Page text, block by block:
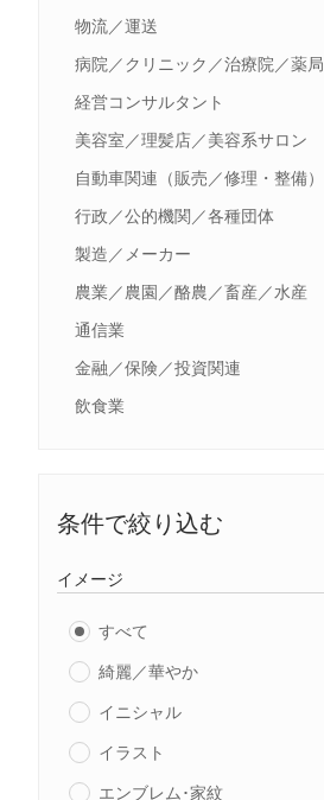
物流／運送
病院／クリニック／治療院／薬局
経営コンサルタント
美容室／理髪店／美容系サロン
自動車関連（販売／修理・整備）
行政／公的機関／各種団体
製造／メーカー
農業／農園／酪農／畜産／水産
通信業
金融／保険／投資関連
飲食業
条件で絞り込む
イメージ
すべて
綺麗／華やか
イニシャル
イラスト
エンブレム･家紋